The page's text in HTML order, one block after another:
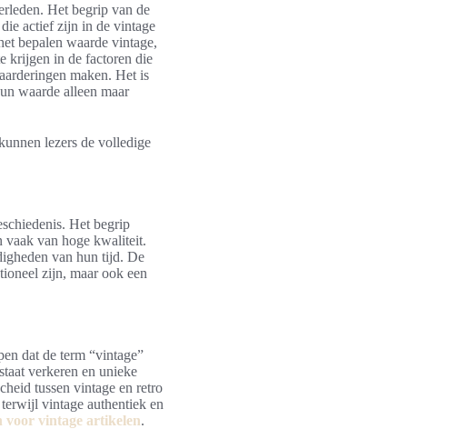
Het begrip van de
actief zijn in de vintage
bepalen waarde vintage,
krijgen in de factoren die
maken. Het is
waarde alleen maar
lezers de volledige
Het begrip
vaak van hoge kwaliteit.
van hun tijd. De
zijn, maar ook een
dat de term “vintage”
verkeren en unieke
tussen vintage en retro
vintage authentiek en
voor vintage artikelen.